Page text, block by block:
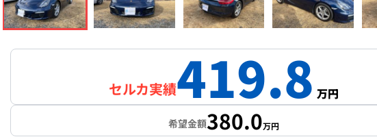
セルカ実績419.8 万円
希望金額380.0万円